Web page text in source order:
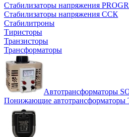
Стабилизаторы напряжения
Стабилизаторы напряжения ССК
Стабилитроны
Тиристоры
Транзисторы
Трансформаторы
Автотрансформаторы
Понижающие